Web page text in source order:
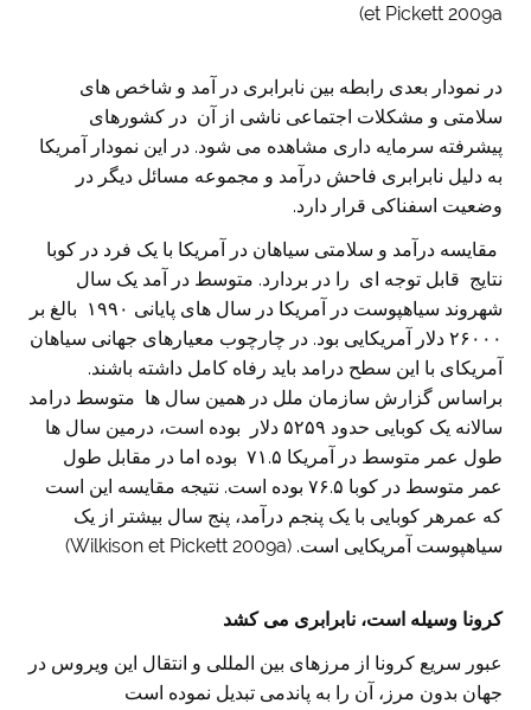
et Pickett 2009a)
در نمودار بعدی رابطه بین نابرابری در آمد و شاخص های
سلامتی و مشکلات اجتماعی ناشی از آن در کشورهای
پیشرفته سرمایه داری مشاهده می شود. در این نمودار آمریکا
به دلیل نابرابری فاحش درآمد و مجموعه مسائل دیگر در
وضعیت اسفناکی قرار دارد.
مقایسه درآمد و سلامتی سیاهان در آمریکا با یک فرد در کوبا
نتایج قابل توجه ای را در بردارد. متوسط در آمد یک سال
شهروند سیاهپوست در آمریکا در سال های پایانی ۱۹۹۰ بالغ بر
۲۶۰۰۰ دلار آمریکایی بود. در چارچوب معیارهای جهانی سیاهان
آمریکای با این سطح درامد باید رفاه کامل داشته باشند.
براساس گزارش سازمان ملل در همین سال ها متوسط درامد
سالانه یک کوبایی حدود ۵۲۵۹ دلار بوده است، درمین سال ها
طول عمر متوسط در آمریکا ۷۱.۵ بوده اما در مقابل طول
عمر متوسط در کوبا ۷۶.۵ بوده است. نتیجه مقایسه این است
که عمرهر کوبایی با یک پنجم درآمد، پنج سال بیشتر از یک
سیاهپوست آمریکایی است. (Wilkison et Pickett 2009a)
کرونا وسیله است، نابرابری می کشد
عبور سریع کرونا از مرزهای بین المللی و انتقال این ویروس در
جهان بدون مرز، آن را به پاندمی تبدیل نموده است